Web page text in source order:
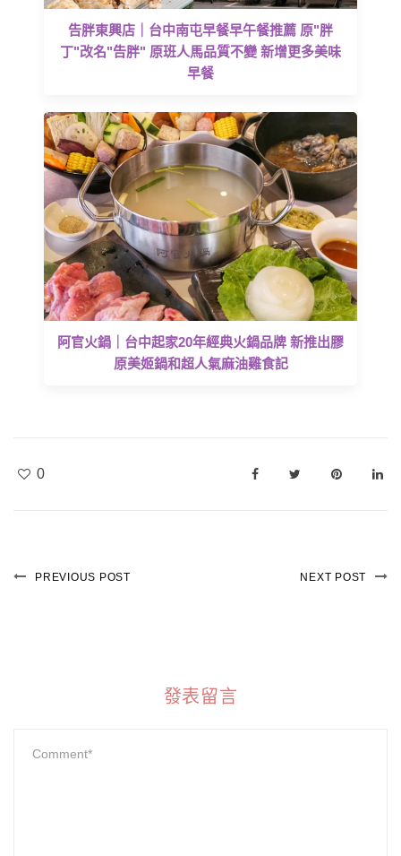
告胖東興店｜台中南屯早餐早午餐推薦 原"胖
丁"改名"告胖" 原班人馬品質不變 新增更多美味
早餐
阿官火鍋｜台中起家20年經典火鍋品牌 新推出膠
原美姬鍋和超人氣麻油雞食記
0
PREVIOUS POST NEXT POST
發表留言